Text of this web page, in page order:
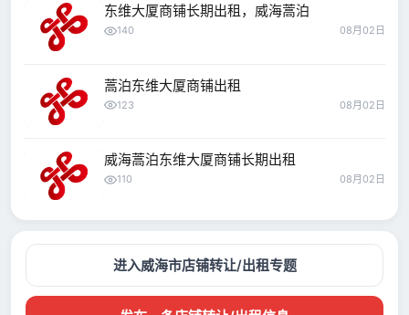
东维大厦商铺长期出租，威海蒿泊
140 08月02日
蒿泊东维大厦商铺出租
123 08月02日
威海蒿泊东维大厦商铺长期出租
110 08月02日
进入威海市店铺转让/出租专题